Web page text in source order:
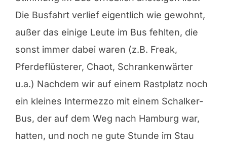
Die Busfahrt verlief eigentlich wie gewohnt,
außer das einige Leute im Bus fehlten, die
sonst immer dabei waren (z.B. Freak,
Pferdeflüsterer, Chaot, Schrankenwärter
u.a.) Nachdem wir auf einem Rastplatz noch
ein kleines Intermezzo mit einem Schalker-
Bus, der auf dem Weg nach Hamburg war,
hatten, und noch ne gute Stunde im Stau